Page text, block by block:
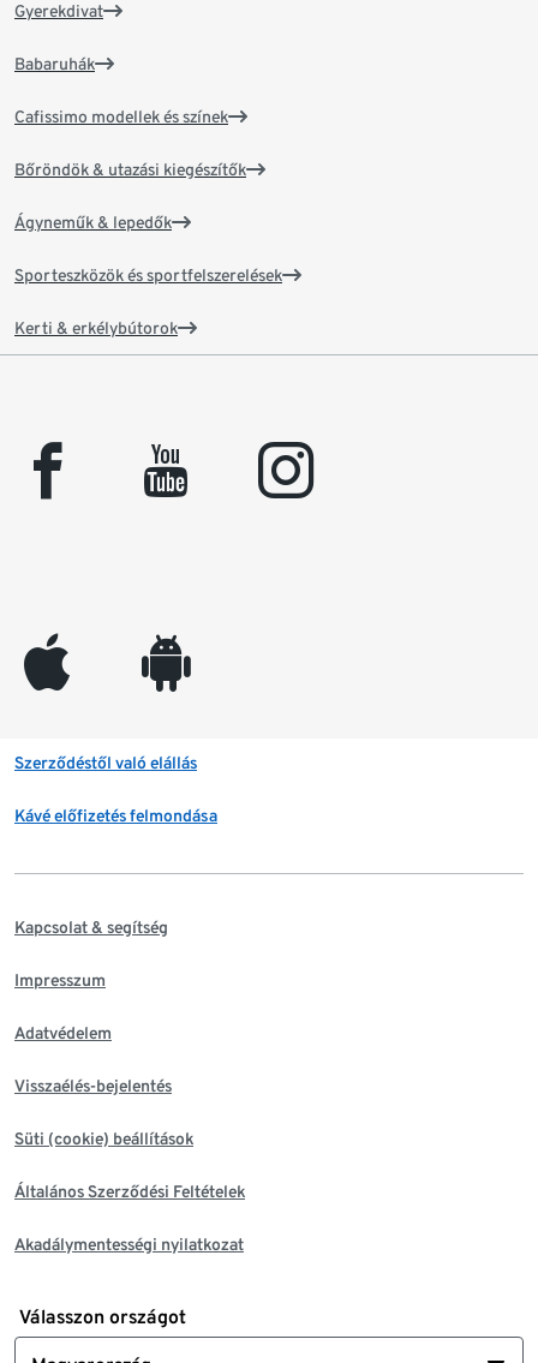
Gyerekdivat
Babaruhák
Cafissimo modellek és színek
Bőröndök & utazási kiegészítők
Ágyneműk & lepedők
Sporteszközök és sportfelszerelések
Kerti & erkélybútorok
facebook youtube instagram
appleinc android
Szerződéstől való elállás
Kávé előfizetés felmondása
Kapcsolat & segítség
Impresszum
Adatvédelem
Visszaélés-bejelentés
Süti (cookie) beállítások
Általános Szerződési Feltételek
Akadálymentességi nyilatkozat
Válasszon országot